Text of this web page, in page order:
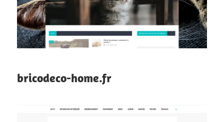
bricodeco-home.fr